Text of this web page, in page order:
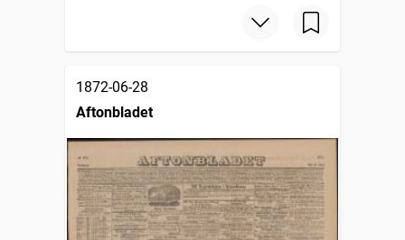
1872-06-28
Aftonbladet